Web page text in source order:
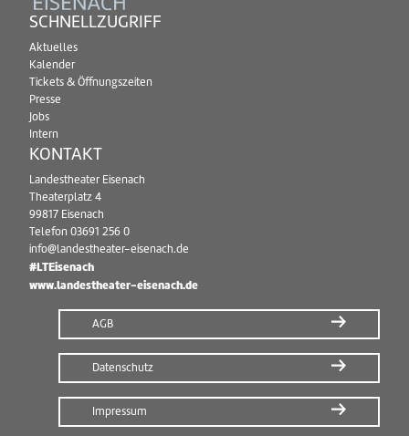
SCHNELLZUGRIFF
Aktuelles
Kalender
Tickets & Öffnungszeiten
Presse
Jobs
Intern
KONTAKT
Landestheater Eisenach
Theaterplatz 4
99817 Eisenach
Telefon 03691 256 0
info@landestheater-eisenach.de
#LTEisenach
www.landestheater-eisenach.de
AGB
Datenschutz
Impressum